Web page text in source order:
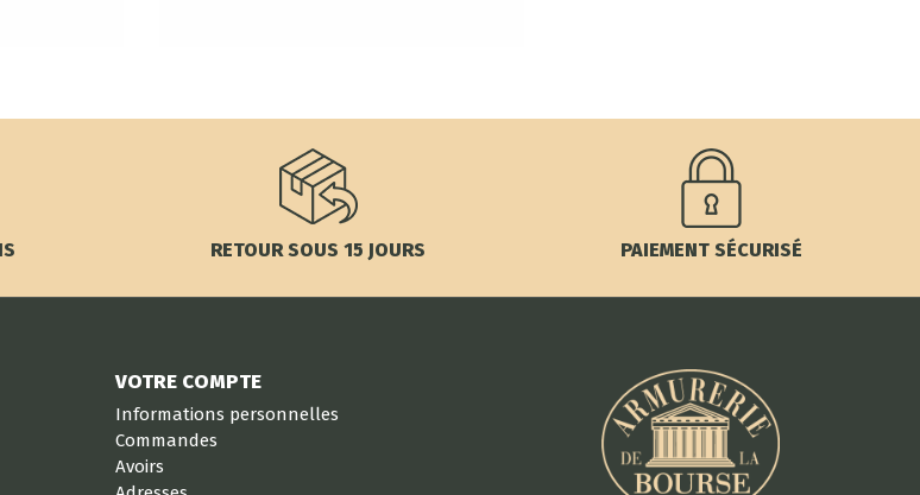
RETOUR SOUS 15 JOURS PAIEMENT SÉCURISÉ
VOTRE COMPTE
Informations personnelles
Commandes
Avoirs